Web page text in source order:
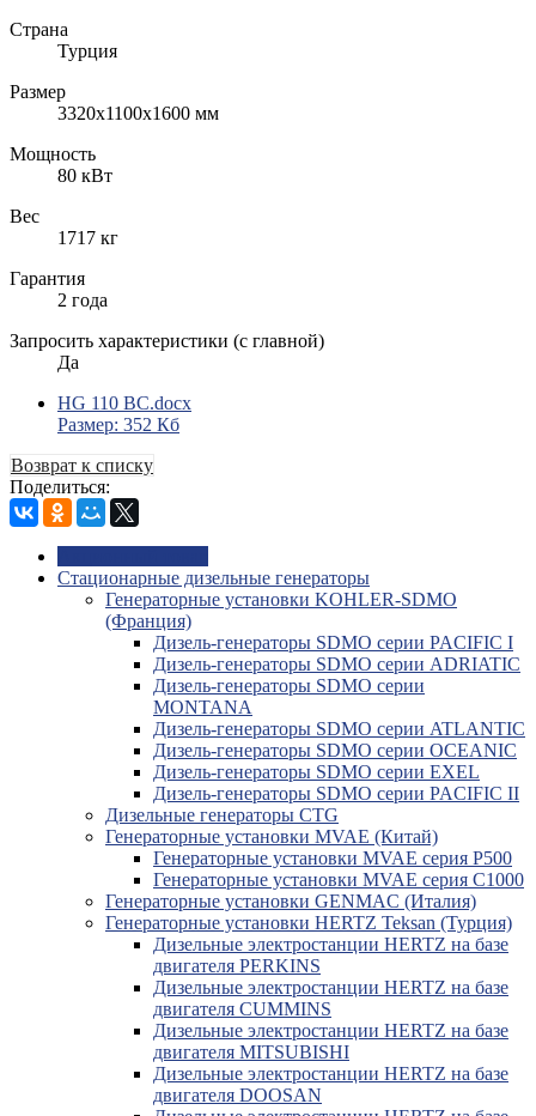
Страна
Турция
Размер
3320х1100х1600 мм
Мощность
80 кВт
Вес
1717 кг
Гарантия
2 года
Запросить характеристики (с главной)
Да
HG 110 BC.docx
Размер: 352 Кб
Возврат к списку
Поделиться:
Стационарные дизельные генераторы
Генераторные установки KOHLER-SDMO
(Франция)
Дизель-генераторы SDMO серии PACIFIC I
Дизель-генераторы SDMO серии ADRIATIC
Дизель-генераторы SDMO серии
MONTANA
Дизель-генераторы SDMO серии ATLANTIC
Дизель-генераторы SDMO серии OCEANIC
Дизель-генераторы SDMO серии EXEL
Дизель-генераторы SDMO серии PACIFIC II
Дизельные генераторы CTG
Генераторные установки MVAE (Китай)
Генераторные установки MVAE серия P500
Генераторные установки MVAE серия C1000
Генераторные установки GENMAC (Италия)
Генераторные установки HERTZ Teksan (Турция)
Дизельные электростанции HERTZ на базе
двигателя PERKINS
Дизельные электростанции HERTZ на базе
двигателя CUMMINS
Дизельные электростанции HERTZ на базе
двигателя MITSUBISHI
Дизельные электростанции HERTZ на базе
двигателя DOOSAN